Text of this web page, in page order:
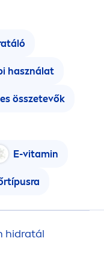
használat
összetevők
E-vitamin
hidratál